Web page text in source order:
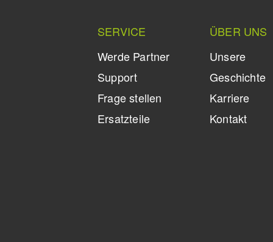
SERVICE
Werde Partner
Support
Frage stellen
Ersatzteile
ÜBER UNS
Unsere
Geschichte
Karriere
Kontakt